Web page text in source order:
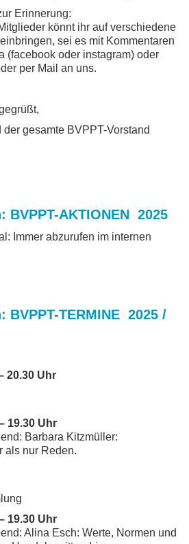
Erinnerung:
könnt ihr auf verschiedene
sei es mit Kommentaren
(facebook oder instagram) oder
per Mail an uns.
der gesamte BVPPT-Vorstand
BVPPT-AKTIONEN 2025
Immer abzurufen im internen
BVPPT-TERMINE 2025 /
20.30 Uhr
19.30 Uhr
Barbara Kitzmüller:
als nur Reden.
19.30 Uhr
Alina Esch: Werte, Normen und